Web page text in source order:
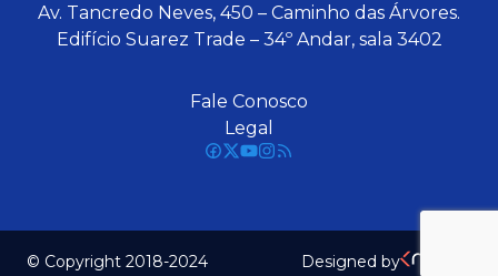
Av. Tancredo Neves, 450 – Caminho das Árvores.
Edifício Suarez Trade – 34º Andar, sala 3402
Fale Conosco
Legal
© Copyright 2018-2024 Designed by